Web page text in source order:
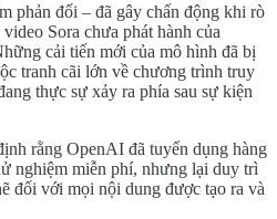
phản đối – đã gây chấn động khi rò
Sora chưa phát hành của
cải tiến mới của mô hình đã bị
tranh cãi lớn về chương trình truy
thực sự xảy ra phía sau sự kiện
rằng OpenAI đã tuyển dụng hàng
nghiệm miễn phí, nhưng lại duy trì
đối với mọi nội dung được tạo ra và